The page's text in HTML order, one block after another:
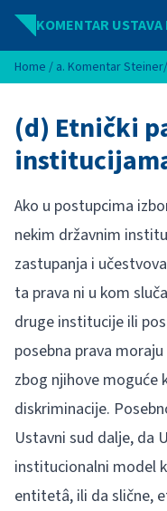
Idi na sadržaj
KOMENTAR USTAVA
Home / a. Komentar
(d) Etnički
Ako u postupcima
nekim državnim
zastupanja i
ta prava ni u kom
druge institucije ili
posebna prava
zbog njihove moguće
diskriminacije.
Ustavni sud dalje, da
institucionalni model
entitetâ, ili da slične,